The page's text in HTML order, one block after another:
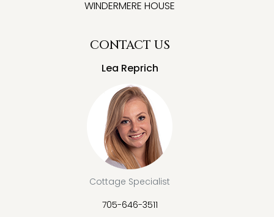
WINDERMERE HOUSE
CONTACT US
Lea Reprich
Cottage Specialist
705-646-3511